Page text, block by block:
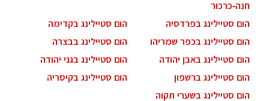
חנה-כרכור
הום סטיילינג בפרדסיה
הום סטיילינג בקדימה
הום סטיילינג בכפר שמריהו
הום סטיילינג בבצרה
הום סטיילינג באבן יהודה
הום סטיילינג בגני יהודה
הום סטיילינג ברשפון
הום סטיילינג בקיסריה
הום סטיילינג בשערי תקוה